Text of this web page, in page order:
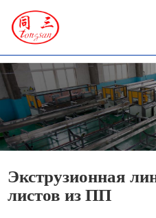
ГЛАВНАЯ
НОВОСТИ
О HАС
Экструзионная
листов из ПП